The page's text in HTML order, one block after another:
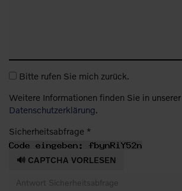
Bitte rufen Sie mich zurück.
Weitere Informationen finden Sie in unserer
Datenschutzerklärung.
Sicherheitsabfrage *
🔊 CAPTCHA VORLESEN